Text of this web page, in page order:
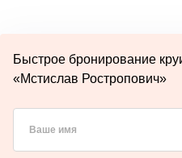
Быстрое бронирование
«Мстислав Ростропович»
Ваше имя